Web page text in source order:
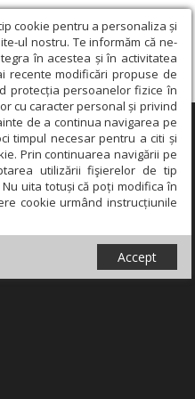
cookie pentru a personaliza și
ul nostru. Te informăm că ne-
în acestea și în activitatea
recente modificări propuse de
protecția persoanelor fizice în
cu caracter personal și privind
de a continua navigarea pe
timpul necesar pentru a citi și
Prin continuarea navigării pe
utilizării fişierelor de tip
uita totuși că poți modifica în
cookie urmând instrucțiunile
Accept
×